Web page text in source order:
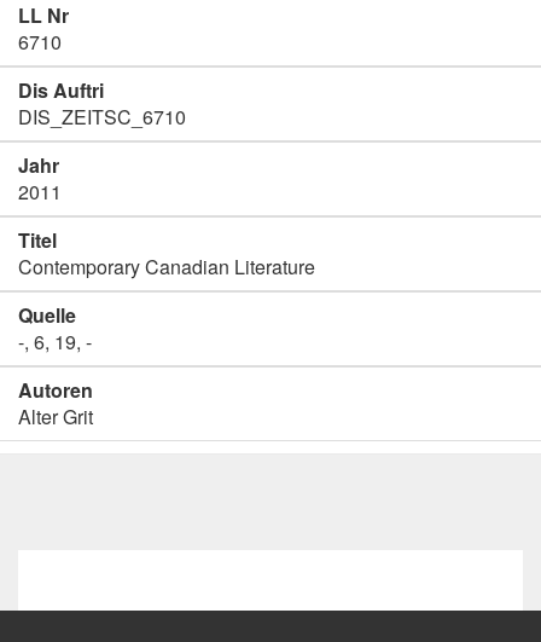
LL Nr
6710
Dis Auftri
DIS_ZEITSC_6710
Jahr
2011
Titel
Contemporary Canadian Literature
Quelle
-, 6, 19, -
Autoren
Alter Grit